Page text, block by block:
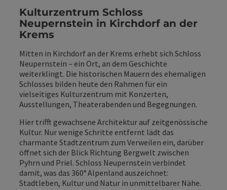
Kulturzentrum Schloss
Neupernstein in Kirchdorf an der
Krems
Mitten in Kirchdorf an der Krems erhebt sich Schloss
Neupernstein – ein Ort, an dem Geschichte
weiterklingt. Die historischen Mauern des ehemaligen
Schlosses bilden heute den Rahmen für ein
vielseitiges Kulturzentrum mit Konzerten,
Ausstellungen, Theaterabenden und Begegnungen.
Hier trifft gewachsene Architektur auf zeitgenössische
Kultur. Nur wenige Schritte entfernt lädt das
charmante Stadtzentrum zum Verweilen ein, darüber
öffnet sich der Blick Richtung Bergwelt zwischen
Pyhrn und Priel. Schloss Neupernstein verbindet
damit, was das 360° Alpenland auszeichnet:
Stadtleben, Kultur und Natur in unmittelbarer Nähe.